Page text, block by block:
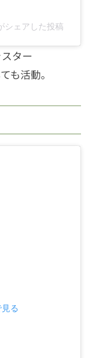
がシェアした投稿
ター
も活動。
る